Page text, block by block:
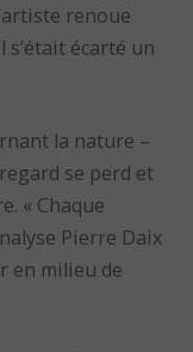
renoue
écarté un
la nature –
se perd et
« Chaque
Pierre Daix
en milieu de